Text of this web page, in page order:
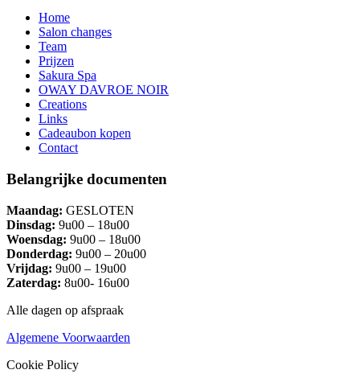
Home
Salon changes
Team
Prijzen
Sakura Spa
OWAY DAVROE NOIR
Creations
Links
Cadeaubon kopen
Contact
Belangrijke documenten
Maandag: GESLOTEN
Dinsdag: 9u00 – 18u00
Woensdag: 9u00 – 18u00
Donderdag: 9u00 – 20u00
Vrijdag: 9u00 – 19u00
Zaterdag: 8u00- 16u00
Alle dagen op afspraak
Algemene Voorwaarden
Cookie Policy